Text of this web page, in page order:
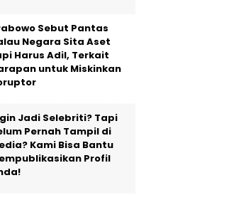
Sebut Pantas
Negara Sita Aset
Harus Adil, Terkait
untuk Miskinkan
Jadi Selebriti? Tapi
Pernah Tampil di
Kami Bisa Bantu
Profil